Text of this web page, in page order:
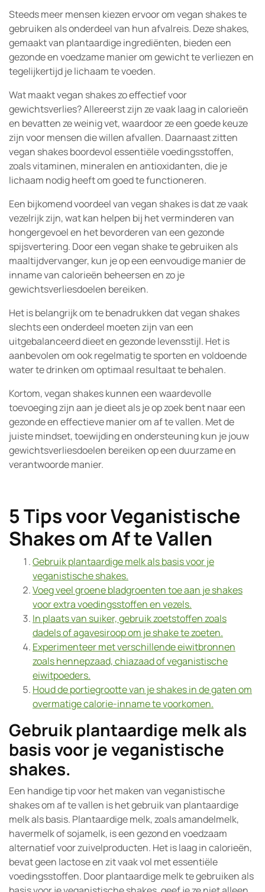
Steeds meer mensen kiezen ervoor om vegan shakes te
gebruiken als onderdeel van hun afvalreis. Deze shakes,
gemaakt van plantaardige ingrediënten, bieden een
gezonde en voedzame manier om gewicht te verliezen en
tegelijkertijd je lichaam te voeden.
Wat maakt vegan shakes zo effectief voor
gewichtsverlies? Allereerst zijn ze vaak laag in calorieën
en bevatten ze weinig vet, waardoor ze een goede keuze
zijn voor mensen die willen afvallen. Daarnaast zitten
vegan shakes boordevol essentiële voedingsstoffen,
zoals vitaminen, mineralen en antioxidanten, die je
lichaam nodig heeft om goed te functioneren.
Een bijkomend voordeel van vegan shakes is dat ze vaak
vezelrijk zijn, wat kan helpen bij het verminderen van
hongergevoel en het bevorderen van een gezonde
spijsvertering. Door een vegan shake te gebruiken als
maaltijdvervanger, kun je op een eenvoudige manier de
inname van calorieën beheersen en zo je
gewichtsverliesdoelen bereiken.
Het is belangrijk om te benadrukken dat vegan shakes
slechts een onderdeel moeten zijn van een
uitgebalanceerd dieet en gezonde levensstijl. Het is
aanbevolen om ook regelmatig te sporten en voldoende
water te drinken om optimaal resultaat te behalen.
Kortom, vegan shakes kunnen een waardevolle
toevoeging zijn aan je dieet als je op zoek bent naar een
gezonde en effectieve manier om af te vallen. Met de
juiste mindset, toewijding en ondersteuning kun je jouw
gewichtsverliesdoelen bereiken op een duurzame en
verantwoorde manier.
5 Tips voor Veganistische
Shakes om Af te Vallen
Gebruik plantaardige melk als basis voor je
veganistische shakes.
Voeg veel groene bladgroenten toe aan je shakes
voor extra voedingsstoffen en vezels.
In plaats van suiker, gebruik zoetstoffen zoals
dadels of agavesiroop om je shake te zoeten.
Experimenteer met verschillende eiwitbronnen
zoals hennepzaad, chiazaad of veganistische
eiwitpoeders.
Houd de portiegrootte van je shakes in de gaten om
overmatige calorie-inname te voorkomen.
Gebruik plantaardige melk als
basis voor je veganistische
shakes.
Een handige tip voor het maken van veganistische
shakes om af te vallen is het gebruik van plantaardige
melk als basis. Plantaardige melk, zoals amandelmelk,
havermelk of sojamelk, is een gezond en voedzaam
alternatief voor zuivelproducten. Het is laag in calorieën,
bevat geen lactose en zit vaak vol met essentiële
voedingsstoffen. Door plantaardige melk te gebruiken als